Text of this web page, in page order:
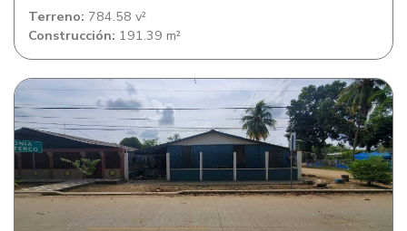
Terreno: 784.58 v²
Construcción: 191.39 m²
Lote de Terreno con casa de habitacion en Colonia
Sitraterco